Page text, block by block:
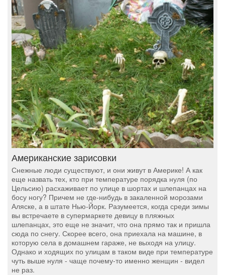
Американские зарисовки
Снежные люди существуют, и они живут в Америке! А как
еще назвать тех, кто при температуре порядка нуля (по
Цельсию) расхаживает по улице в шортах и шлепанцах на
босу ногу? Причем не где-нибудь в закаленной морозами
Аляске, а в штате Нью-Йорк. Разумеется, когда среди зимы
вы встречаете в супермаркете девицу в пляжных
шлепанцах, это еще не значит, что она прямо так и пришла
сюда по снегу. Скорее всего, она приехала на машине, в
которую села в домашнем гараже, не выходя на улицу.
Однако и ходящих по улицам в таком виде при температуре
чуть выше нуля - чаще почему-то именно женщин - видел
не раз.